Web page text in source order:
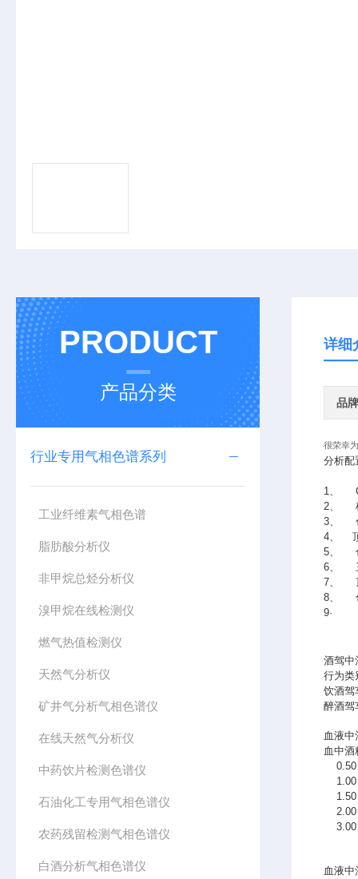
PRODUCT
产品分类
行业专用气相色谱系列
工业纤维素气相色谱
脂肪酸分析仪
非甲烷总烃分析仪
溴甲烷在线检测仪
燃气热值检测仪
天然气分析仪
矿井气分析气相色谱仪
在线天然气分析仪
中药饮片检测色谱仪
石油化工专用气相色谱仪
农药残留检测气相色谱仪
白酒分析气相色谱仪
详细
品牌
很荣幸
分析配
1、
2、
3、
4、 顶
5、
6、 三
7、 顶
8、
9·
酒驾中
行为
饮酒
醉酒
血液
血
血液